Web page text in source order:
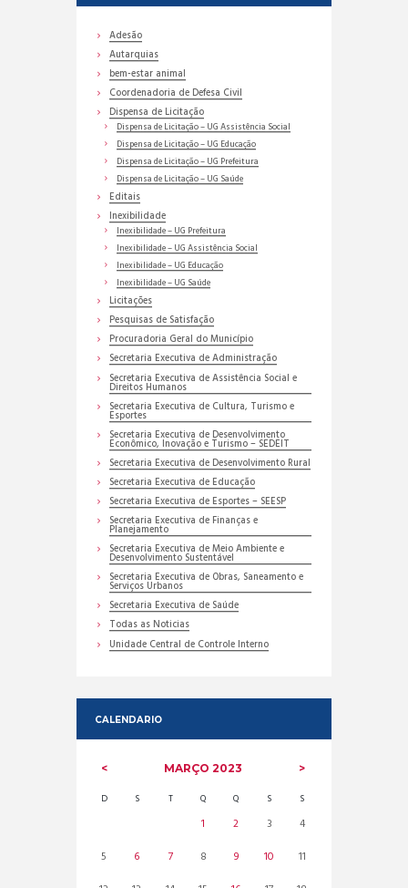
Adesão
Autarquias
bem-estar animal
Coordenadoria de Defesa Civil
Dispensa de Licitação
Dispensa de Licitação – UG Assistência Social
Dispensa de Licitação – UG Educação
Dispensa de Licitação – UG Prefeitura
Dispensa de Licitação – UG Saúde
Editais
Inexibilidade
Inexibilidade – UG Prefeitura
Inexibilidade – UG Assistência Social
Inexibilidade – UG Educação
Inexibilidade – UG Saúde
Licitações
Pesquisas de Satisfação
Procuradoria Geral do Município
Secretaria Executiva de Administração
Secretaria Executiva de Assistência Social e
Direitos Humanos
Secretaria Executiva de Cultura, Turismo e
Esportes
Secretaria Executiva de Desenvolvimento
Econômico, Inovação e Turismo – SEDEIT
Secretaria Executiva de Desenvolvimento Rural
Secretaria Executiva de Educação
Secretaria Executiva de Esportes – SEESP
Secretaria Executiva de Finanças e
Planejamento
Secretaria Executiva de Meio Ambiente e
Desenvolvimento Sustentável
Secretaria Executiva de Obras, Saneamento e
Serviços Urbanos
Secretaria Executiva de Saúde
Todas as Noticias
Unidade Central de Controle Interno
CALENDARIO
MARÇO 2023
D S T Q Q S S
1 2 3
4
5
6 7 8 9 10
11